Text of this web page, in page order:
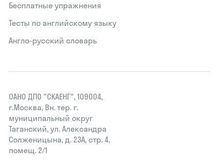
Бесплатные упражнения
Тесты по английскому языку
Англо-русский словарь
ОАНО ДПО "СКАЕНГ", 109004,
г.Москва, Вн. тер. г.
муниципальный округ
Таганский, ул. Александра
Солженицына, д. 23А, стр. 4,
помещ. 2/1